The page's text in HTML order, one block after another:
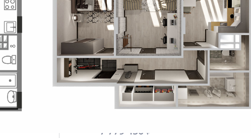
Этаж
Срок сдачи
Отделка
Дополнительно
Цена со скидкой *
7 779 450 ₽